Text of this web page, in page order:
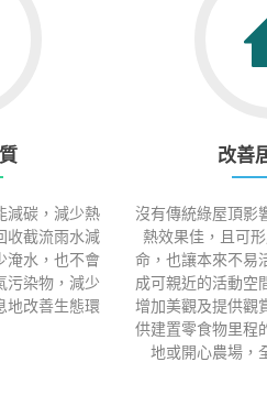
減碳，減少熱
收截流雨水減
淹水，也不會
污染物，減少
地改善生態環
改善
沒有傳統綠屋頂影
熱效果佳，且可
命，也讓本來不易
成可親近的活動空
增加美觀及提供觀
供建置零食物里程
地或開心農場，